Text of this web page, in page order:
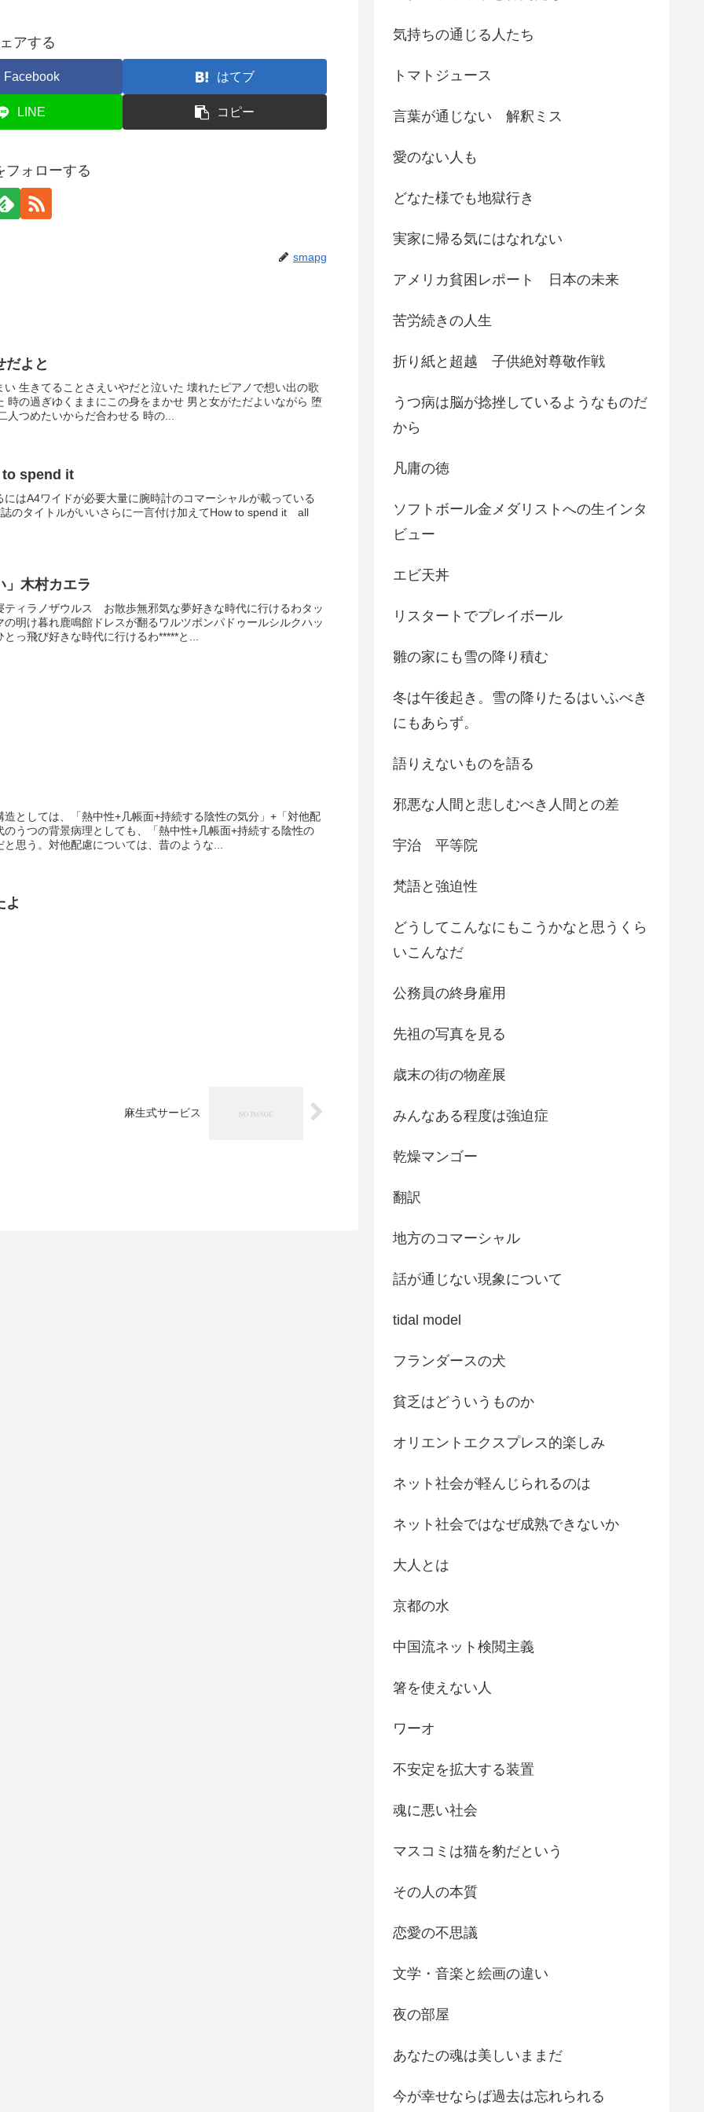
アする
Facebook はてブ
LINE コピー
フォローする
smapg
だよと
生きてることさえいやだと泣いた 壊れたピアノで想い出の歌
時の過ぎゆくままにこの身をまかせ 男と女がただよいながら 堕
人つめたいからだ合わせる 時の...
to spend it
はA4ワイドが必要大量に腕時計のコマーシャルが載っている
のタイトルがいいさらに一言付け加えてHow to spend it all
」木村カエラ
ィラノザウルス お散歩無邪気な夢好きな時代に行けるわタッ
明け暮れ鹿鳴館ドレスが翻るワルツポンパドゥールシルクハッ
っ飛び好きな時代に行けるわ*****と...
としては、「熱中性+几帳面+持続する陰性の気分」+「対他配
うつの背景病理としても、「熱中性+几帳面+持続する陰性の
思う。対他配慮については、昔のような...
よ
麻生式サービス
気持ちの通じる人たち
トマトジュース
言葉が通じない 解釈ミス
愛のない人も
どなた様でも地獄行き
実家に帰る気にはなれない
アメリカ貧困レポート 日本の未来
苦労続きの人生
折り紙と超越 子供絶対尊敬作戦
うつ病は脳が捻挫しているようなものだ
から
凡庸の徳
ソフトボール金メダリストへの生インタ
ビュー
エビ天丼
リスタートでプレイボール
雛の家にも雪の降り積む
冬は午後起き。雪の降りたるはいふべき
にもあらず。
語りえないものを語る
邪悪な人間と悲しむべき人間との差
宇治 平等院
梵語と強迫性
どうしてこんなにもこうかなと思うくら
いこんなだ
公務員の終身雇用
先祖の写真を見る
歳末の街の物産展
みんなある程度は強迫症
乾燥マンゴー
翻訳
地方のコマーシャル
話が通じない現象について
tidal model
フランダースの犬
貧乏はどういうものか
オリエントエクスプレス的楽しみ
ネット社会が軽んじられるのは
ネット社会ではなぜ成熟できないか
大人とは
京都の水
中国流ネット検閲主義
箸を使えない人
ワーオ
不安定を拡大する装置
魂に悪い社会
マスコミは猫を豹だという
その人の本質
恋愛の不思議
文学・音楽と絵画の違い
夜の部屋
あなたの魂は美しいままだ
今が幸せならば過去は忘れられる